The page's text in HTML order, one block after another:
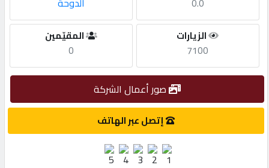
طلب المقيّمين
0
الزيارات
7100
صور أعمال الشركة
إتصل عبر الهاتف